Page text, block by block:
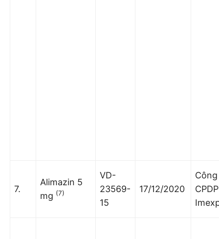
7.
Alimazin 5
mg (7)
VD-
23569-
15
17/12/2020
CPDP